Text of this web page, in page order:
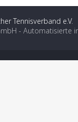
Tennisverband e.V.
- Automatisierte